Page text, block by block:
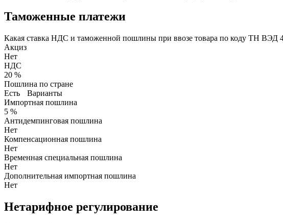
Таможенные платежи
Какая ставка НДС и таможенной пошлины при ввозе товара по коду ТН ВЭД
Акциз
Нет
НДС
20 %
Пошлина по стране
Есть
Варианты
Импортная пошлина
5 %
Антидемпинговая пошлина
Нет
Компенсационная пошлина
Нет
Временная специальная пошлина
Нет
Дополнительная импортная пошлина
Нет
Нетарифное регулирование